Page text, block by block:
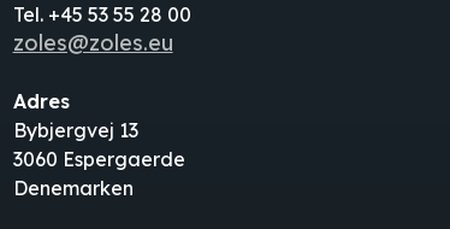
Tel. +45 53 55 28 00
zoles@zoles.eu
Adres
Bybjergvej 13
3060 Espergaerde
Denemarken